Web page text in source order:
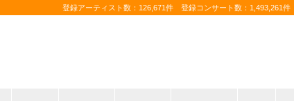
登録アーティスト数：126,671件 登録コンサート数：1,493,261